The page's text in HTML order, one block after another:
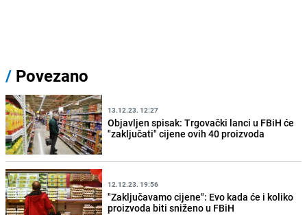
/ Povezano
13.12.23. 12:27
Objavljen spisak: Trgovački lanci u FBiH će
"zaključati" cijene ovih 40 proizvoda
12.12.23. 19:56
"Zaključavamo cijene": Evo kada će i koliko
proizvoda biti sniženo u FBiH